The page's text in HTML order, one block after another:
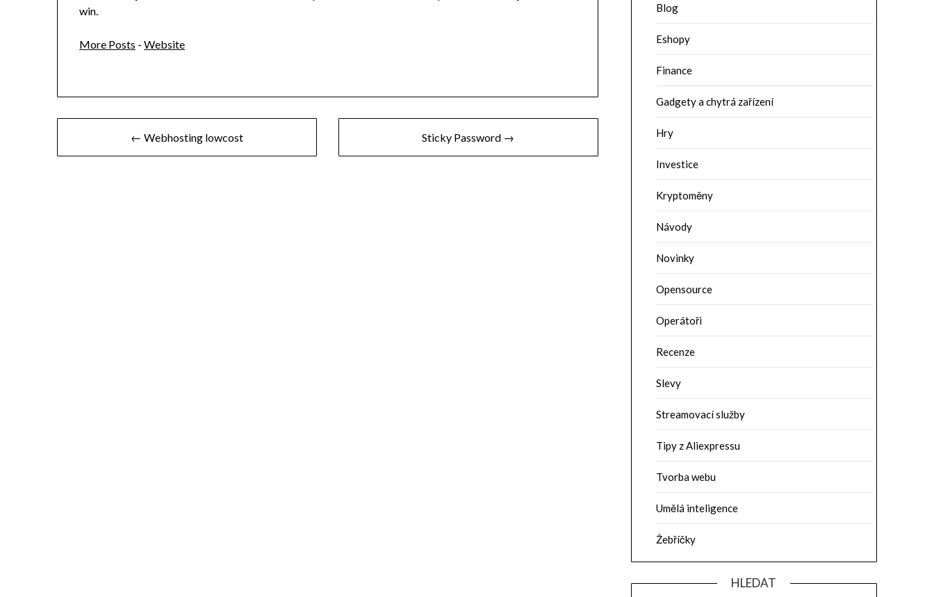
win.
More Posts -Website
pro
← Webhosting lowcost Sticky Password →
Blog
Eshopy
Finance
Gadgety a chytrá zařízení
Hry
Investice
Kryptoměny
Návody
Novinky
Opensource
Operátoři
Recenze
Slevy
Streamovací služby
Tipy z Aliexpressu
Tvorba webu
Umělá inteligence
Žebříčky
HLEDAT